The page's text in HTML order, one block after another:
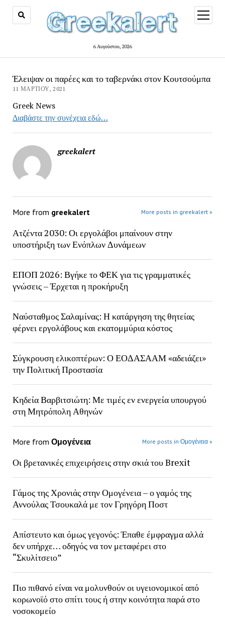
6 Αυγούστου, 2026
open
menu
Έλειψαν οι παρέες και το ταβερνάκι στον Κουτσούμπα
11 ΜΑΡΤΊΟΥ, 2021
Greek News
Διαβάστε την συνέχεια εδώ…
greekalert
More from greekalert More posts in greekalert »
Ατζέντα 2030: Οι εργολάβοι μπαίνουν στην
υποστήριξη των Ενόπλων Δυνάμεων
ΕΠΟΠ 2026: Βγήκε το ΦΕΚ για τις γραμματικές
γνώσεις – Έρχεται η προκήρυξη
Ναύσταθμος Σαλαμίνας: Η κατάργηση της θητείας
φέρνει εργολάβους και εκατομμύρια κόστος
Σύγκρουση ελικοπτέρων: Ο ΕΟΔΑΣΑΑΜ «αδειάζει»
την Πολιτική Προστασία
Κηδεία Βαρβιτσιώτη: Με τιμές εν ενεργεία υπουργού
στη Μητρόπολη Αθηνών
More from Ομογένεια More posts in Ομογένεια »
Οι βρετανικές επιχειρήσεις στην σκιά του Brexit
Γάμος της Χρονιάς στην Ομογένεια – ο γαμός της
Αννούλας Τσουκαλά με τον Γρηγόρη Ποστ
Απίστευτο και όμως γεγονός: Έπαθε έμφραγμα αλλά
δεν υπήρχε… οδηγός να τον μεταφέρει στο
“Σκυλίτσειο”
Πιο πιθανό είναι να μολυνθούν οι υγειονομικοί από
κορωνοϊό στο σπίτι τους ή στην κοινότητα παρά στο
νοσοκομείο